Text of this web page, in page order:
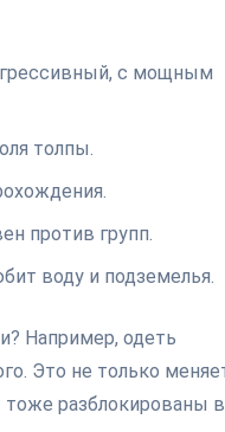
с мощным
толпы.
против групп.
воду и подземелья.
Например, одеть
Это не только
тоже разблокированы в